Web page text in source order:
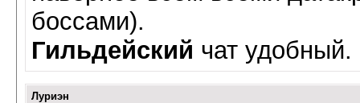
боссами).
Гильдейский чат удобный.
Луриэн